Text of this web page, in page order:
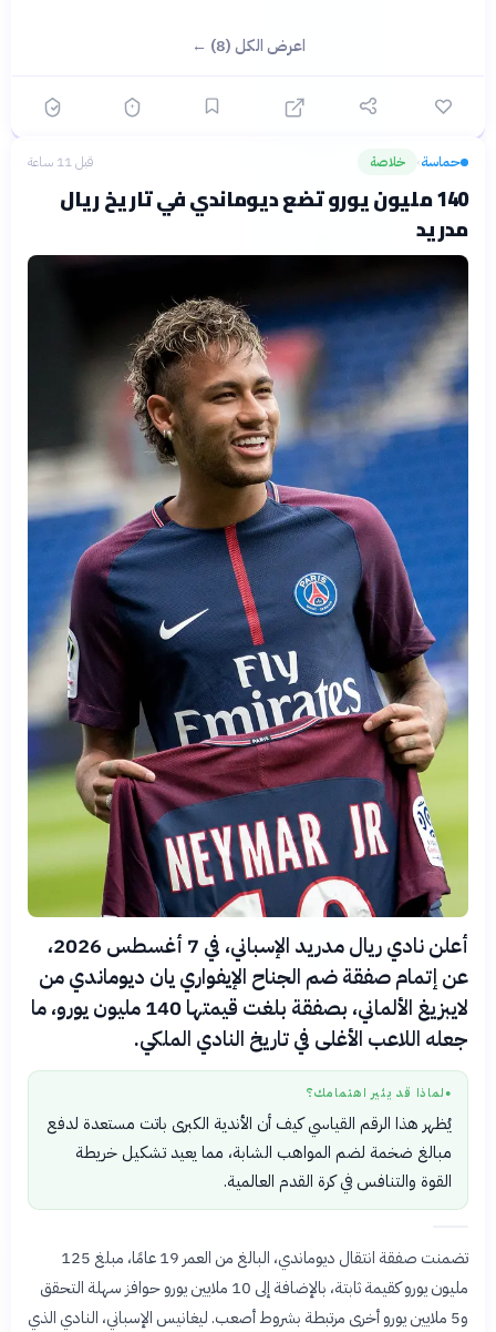
اعرض الكل (8) ←
حماسة› خلاصة قبل 11 ساعة
140 مليون يورو تضع ديوماندي في تاريخ ريال
مدريد
أعلن نادي ريال مدريد الإسباني، في 7 أغسطس 2026،
عن إتمام صفقة ضم الجناح الإيفواري يان ديوماندي من
لايبزيغ الألماني، بصفقة بلغت قيمتها 140 مليون يورو، ما
جعله اللاعب الأغلى في تاريخ النادي الملكي.
● لماذا قد يثير اهتمامك؟
يُظهر هذا الرقم القياسي كيف أن الأندية الكبرى باتت مستعدة لدفع
مبالغ ضخمة لضم المواهب الشابة، مما يعيد تشكيل خريطة
القوة والتنافس في كرة القدم العالمية.
تضمنت صفقة انتقال ديوماندي، البالغ من العمر 19 عامًا، مبلغ 125
مليون يورو كقيمة ثابتة، بالإضافة إلى 10 ملايين يورو حوافز سهلة التحقق
و5 ملايين يورو أخرى مرتبطة بشروط أصعب. ليغانيس الإسباني، النادي الذي